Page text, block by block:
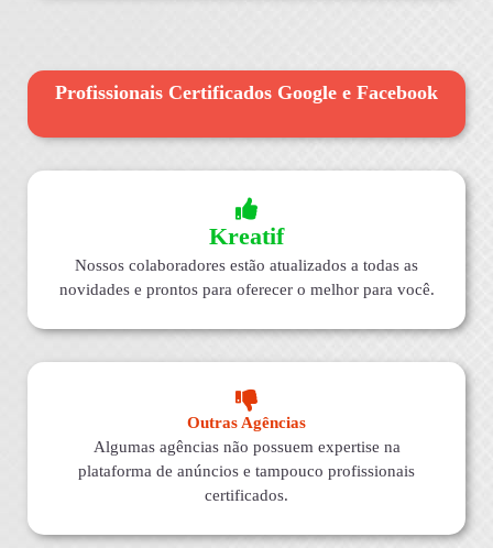
Profissionais Certificados Google e Facebook
Kreatif
Nossos colaboradores estão atualizados a todas as
novidades e prontos para oferecer o melhor para você.
Outras Agências
Algumas agências não possuem expertise na
plataforma de anúncios e tampouco profissionais
certificados.